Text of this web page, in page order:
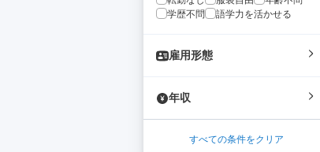
学歴不問
語学力を活かせる
雇用形態
年収
すべての条件をクリア